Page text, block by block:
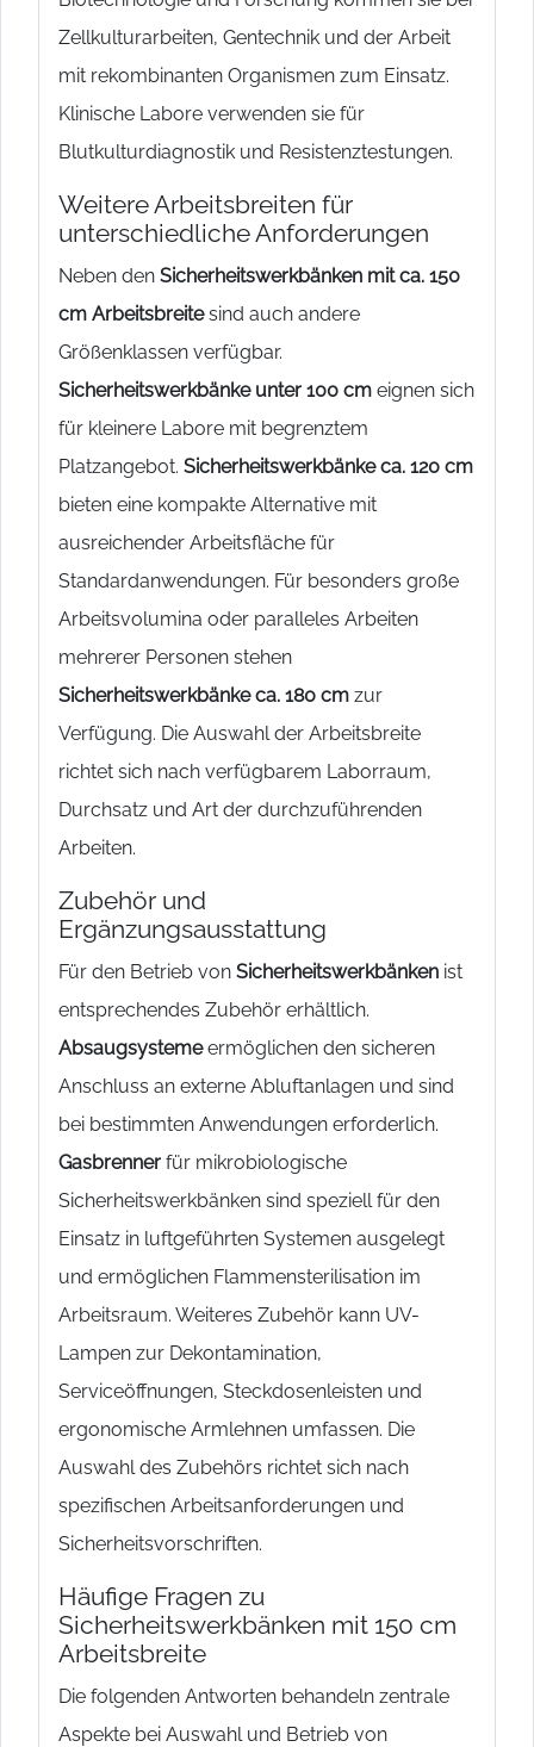
Zellkulturarbeiten, Gentechnik und der Arbeit
mit rekombinanten Organismen zum Einsatz.
Klinische Labore verwenden sie für
Blutkulturdiagnostik und Resistenztestungen.
Weitere Arbeitsbreiten für
unterschiedliche Anforderungen
Neben den Sicherheitswerkbänken mit ca. 150
cm Arbeitsbreitesind auch andere
Größenklassen verfügbar.
Sicherheitswerkbänke unter 100 cm eignen sich
für kleinere Labore mit begrenztem
Platzangebot. Sicherheitswerkbänke ca. 120 cm
bieten eine kompakte Alternative mit
ausreichender Arbeitsfläche für
Standardanwendungen. Für besonders große
Arbeitsvolumina oder paralleles Arbeiten
mehrerer Personen stehen
Sicherheitswerkbänke ca. 180 cm zur
Verfügung. Die Auswahl der Arbeitsbreite
richtet sich nach verfügbarem Laborraum,
Durchsatz und Art der durchzuführenden
Arbeiten.
Zubehör und
Ergänzungsausstattung
Für den Betrieb von Sicherheitswerkbänken ist
entsprechendes Zubehör erhältlich.
Absaugsystemeermöglichen den sicheren
Anschluss an externe Abluftanlagen und sind
bei bestimmten Anwendungen erforderlich.
Gasbrenner für mikrobiologische
Sicherheitswerkbänken sind speziell für den
Einsatz in luftgeführten Systemen ausgelegt
und ermöglichen Flammensterilisation im
Arbeitsraum. Weiteres Zubehör kann UV-
Lampen zur Dekontamination,
Serviceöffnungen, Steckdosenleisten und
ergonomische Armlehnen umfassen. Die
Auswahl des Zubehörs richtet sich nach
spezifischen Arbeitsanforderungen und
Sicherheitsvorschriften.
Häufige Fragen zu
Sicherheitswerkbänken mit 150 cm
Arbeitsbreite
Die folgenden Antworten behandeln zentrale
Aspekte bei Auswahl und Betrieb von